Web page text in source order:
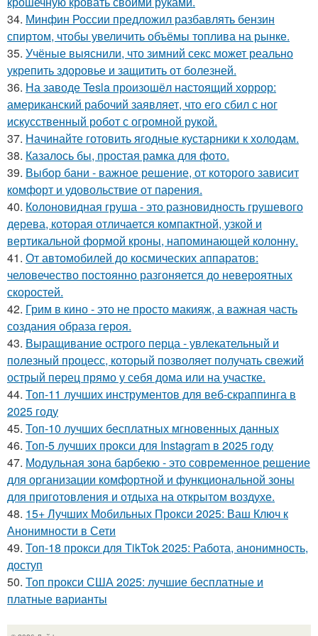
34. Минфин России предложил разбавлять бензин
спиртом, чтобы увеличить объёмы топлива на рынке.
35. Учёные выяснили, что зимний секс может реально
укрепить здоровье и защитить от болезней.
36. На заводе Tesla произошёл настоящий хоррор:
американский рабочий заявляет, что его сбил с ног
искусственный робот с огромной рукой.
37. Начинайте готовить ягодные кустарники к холодам.
38. Казалось бы, простая рамка для фото.
39. Выбор бани - важное решение, от которого зависит
комфорт и удовольствие от парения.
40. Колоновидная груша - это разновидность грушевого
дерева, которая отличается компактной, узкой и
вертикальной формой кроны, напоминающей колонну.
41. От автомобилей до космических аппаратов:
человечество постоянно разгоняется до невероятных
скоростей.
42. Грим в кино - это не просто макияж, а важная часть
создания образа героя.
43. Выращивание острого перца - увлекательный и
полезный процесс, который позволяет получать свежий
острый перец прямо у себя дома или на участке.
44. Топ-11 лучших инструментов для веб-скраппинга в
2025 году
45. Топ-10 лучших бесплатных мгновенных данных
46. Топ-5 лучших прокси для Instagram в 2025 году
47. Модульная зона барбекю - это современное решение
для организации комфортной и функциональной зоны
для приготовления и отдыха на открытом воздухе.
48. 15+ Лучших Мобильных Прокси 2025: Ваш Ключ к
Анонимности в Сети
49. Топ-18 прокси для TikTok 2025: Работа, анонимность,
доступ
50. Топ прокси США 2025: лучшие бесплатные и
платные варианты